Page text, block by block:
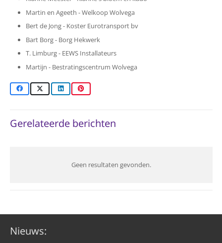
Martin en Ageeth - Welkoop Wolvega
Bert de Jong - Koster Eurotransport bv
Bart Borg - Borg Hekwerk
T. Limburg - EEWS Installateurs
Martijn - Bestratingscentrum Wolvega
Gerelateerde berichten
Geen resultaten gevonden.
Nieuws: